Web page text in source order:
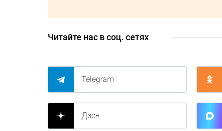
Читайте нас в соц. сетях
Telegram
Дзен